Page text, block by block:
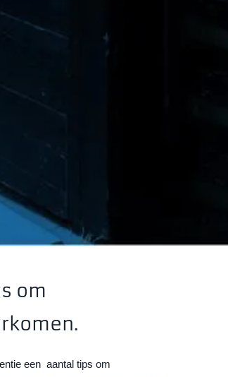
om
een aantal tips om